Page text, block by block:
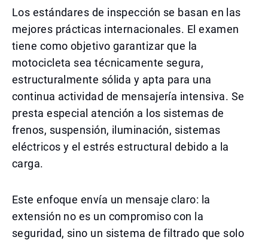
Los estándares de inspección se basan en las
mejores prácticas internacionales. El examen
tiene como objetivo garantizar que la
motocicleta sea técnicamente segura,
estructuralmente sólida y apta para una
continua actividad de mensajería intensiva. Se
presta especial atención a los sistemas de
frenos, suspensión, iluminación, sistemas
eléctricos y el estrés estructural debido a la
carga.
Este enfoque envía un mensaje claro: la
extensión no es un compromiso con la
seguridad, sino un sistema de filtrado que solo